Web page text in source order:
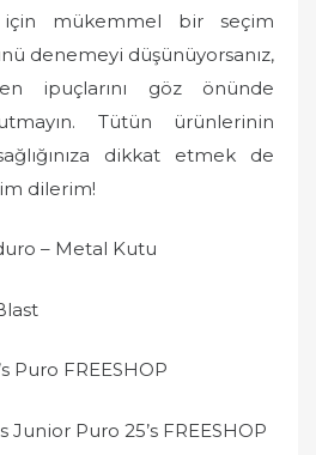
için mükemmel bir seçim
denemeyi düşünüyorsanız,
ipuçlarını göz önünde
Tütün ürünlerinin
dikkat etmek de
dilerim!
– Metal Kutu
Puro FREESHOP
Puro 25’s FREESHOP